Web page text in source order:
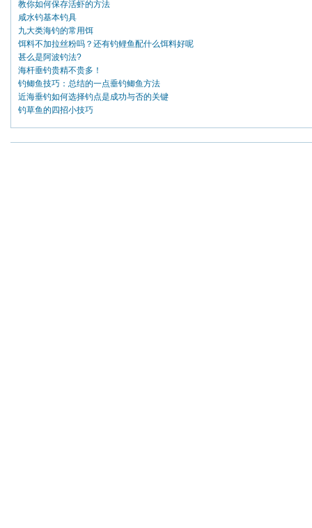
教你如何保存活虾的方法
咸水钓基本钓具
九大类海钓的常用饵
饵料不加拉丝粉吗？还有钓鲤鱼配什么饵料好呢
甚么是阿波钓法?
海杆垂钓贵精不贵多！
钓鲫鱼技巧：总结的一点垂钓鲫鱼方法
近海垂钓如何选择钓点是成功与否的关键
钓草鱼的四招小技巧